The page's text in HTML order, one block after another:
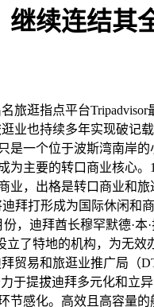
继续连结其
逛指点平台Tripadvisor
业也持续多年实现破记
是一个位于波斯湾南岸的
为主要的转口商业核心。
业，出格是转口商业和
拜打形成为国际休闲和
，迪拜酋长穆罕默德·本
了特地的机构，为无效
贸易和旅逛业推广局（
于提拔迪拜多元化和立异
节感化。高效且高容量